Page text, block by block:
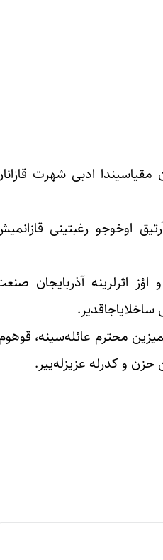
ادبی شهرت
اوخوجو رغبتینی
اؤز اثرلرینه آذربایجان
محترم عائله‌سینه،
و کدرله عزیزله‌ییر.